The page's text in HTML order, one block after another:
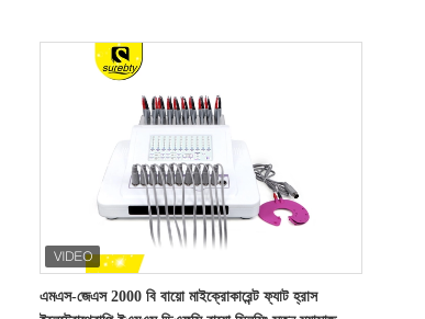
এমএস-জেএস 2000 বি বায়ো মাইক্রোকারেন্ট ফ্যাট হ্রাস